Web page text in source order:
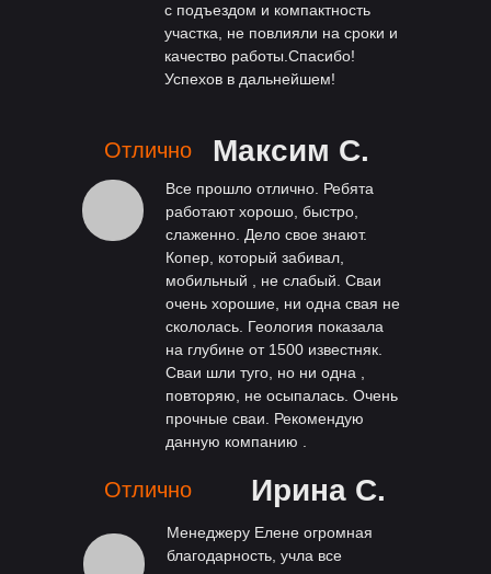
с подъездом и компактность
участка, не повлияли на сроки и
качество работы.Спасибо!
Успехов в дальнейшем!
Максим С.
Отлично
Все прошло отлично. Ребята
работают хорошо, быстро,
слаженно. Дело свое знают.
Копер, который забивал,
мобильный , не слабый. Сваи
очень хорошие, ни одна свая не
скололась. Геология показала
на глубине от 1500 известняк.
Сваи шли туго, но ни одна ,
повторяю, не осыпалась. Очень
прочные сваи. Рекомендую
данную компанию .
Ирина С.
Отлично
Менеджеру Елене огромная
благодарность, учла все